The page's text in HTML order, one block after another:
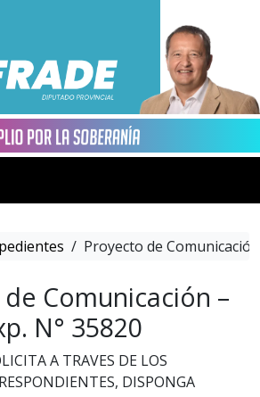
/ Proyecto de
Comunicación –
N° 35820
A TRAVES DE LOS
DISPONGA